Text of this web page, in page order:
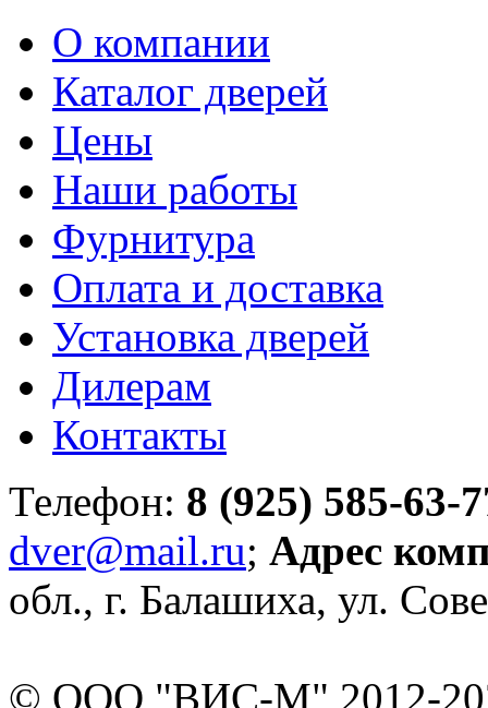
О компании
Каталог дверей
Цены
Наши работы
Фурнитура
Оплата и доставка
Установка дверей
Дилерам
Контакты
Телефон: 8 (925) 585-63-
dver@mail.ru; Адрес
обл., г. Балашиха, ул.
© ООО "ВИС-М" 2012-